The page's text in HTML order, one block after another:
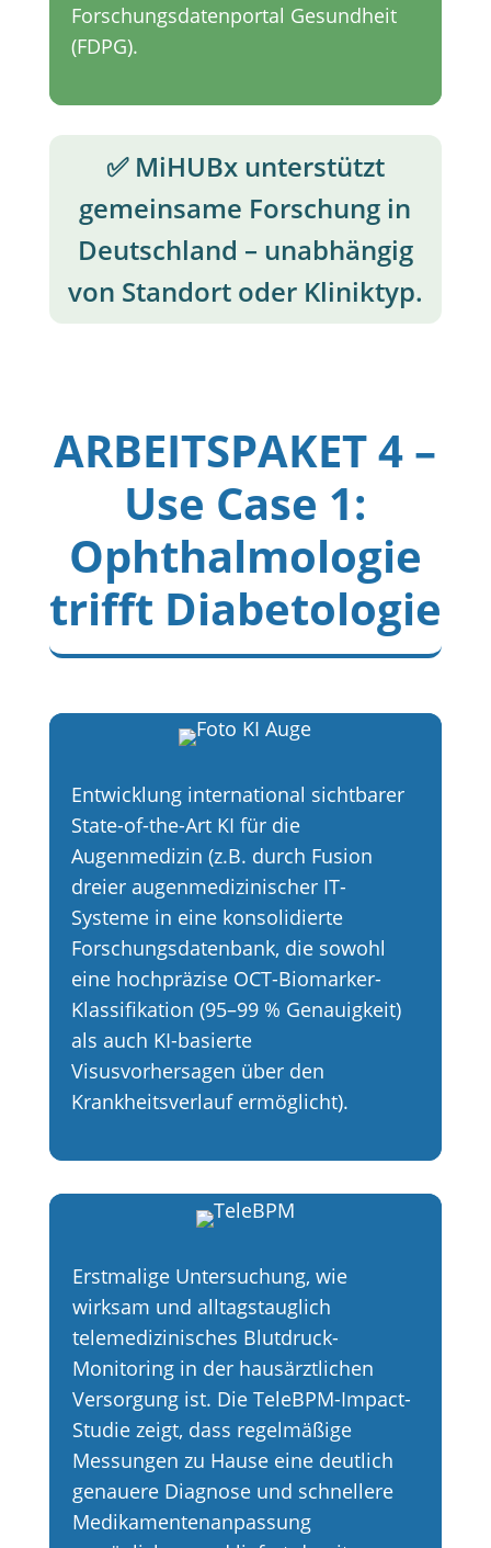
Forschungsdatenportal Gesundheit
(FDPG).
✅ MiHUBx unterstützt
gemeinsame Forschung in
Deutschland – unabhängig
von Standort oder Kliniktyp.
ARBEITSPAKET 4 –
Use Case 1:
Ophthalmologie
trifft Diabetologie
Entwicklung international sichtbarer
State-of-the-Art KI für die
Augenmedizin (z.B. durch Fusion
dreier augenmedizinischer IT-
Systeme in eine konsolidierte
Forschungsdatenbank, die sowohl
eine hochpräzise OCT-Biomarker-
Klassifikation (95–99 % Genauigkeit)
als auch KI-basierte
Visusvorhersagen über den
Krankheitsverlauf ermöglicht).
Erstmalige Untersuchung, wie
wirksam und alltagstauglich
telemedizinisches Blutdruck-
Monitoring in der hausärztlichen
Versorgung ist. Die TeleBPM-Impact-
Studie zeigt, dass regelmäßige
Messungen zu Hause eine deutlich
genauere Diagnose und schnellere
Medikamentenanpassung